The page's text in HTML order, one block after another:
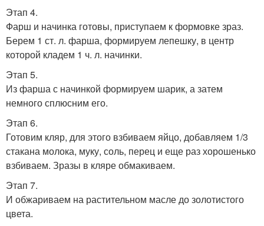
Этап 4.
Фарш и начинка готовы, приступаем к формовке зраз.
Берем 1 ст. л. фарша, формируем лепешку, в центр
которой кладем 1 ч. л. начинки.
Этап 5.
Из фарша с начинкой формируем шарик, а затем
немного сплюсним его.
Этап 6.
Готовим кляр, для этого взбиваем яйцо, добавляем 1/3
стакана молока, муку, соль, перец и еще раз хорошенько
взбиваем. Зразы в кляре обмакиваем.
Этап 7.
И обжариваем на растительном масле до золотистого
цвета.